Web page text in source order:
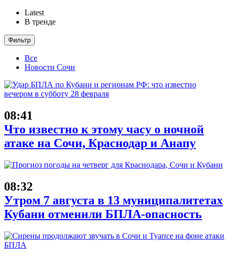
Latest
В тренде
Фильтр
Все
Новости Сочи
08:41
Что известно к этому часу о ночной
атаке на Сочи, Краснодар и Анапу
08:32
Утром 7 августа в 13 муниципалитетах
Кубани отменили БПЛА-опасность